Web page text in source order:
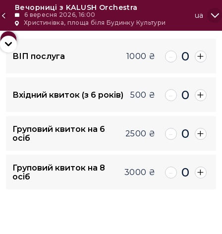
Вечорниці з KALUSH Orchestra
6 вересня 2026, 16:00
Христинівка, площа біля Будинку Культури
ua
500₴
2500
ВІП послуга 1000 ₴ - 0 +
Вхідний квиток (з 6 років) 500 ₴ - 0 +
Груповий квиток на 6
осіб
2500 ₴ - 0 +
Груповий квиток на 8
осіб
3000 ₴ - 0 +